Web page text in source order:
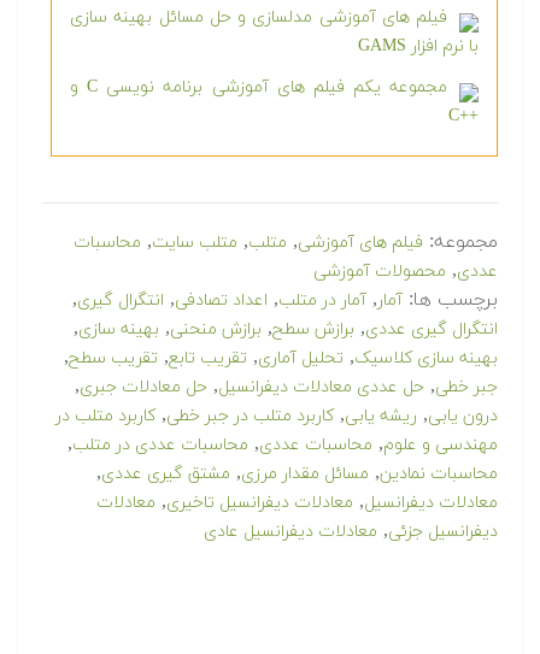
فیلم های آموزشی مدلسازی و حل مسائل بهینه سازی
با نرم افزار GAMS
مجموعه یکم فیلم های آموزشی برنامه نویسی C و
++C
مجموعه: فیلم های آموزشی, متلب, متلب سایت, محاسبات
عددی, محصولات آموزشی
برچسب ها: آمار, آمار در متلب, اعداد تصادفی, انتگرال گیری,
انتگرال گیری عددی, برازش سطح, برازش منحنی, بهینه سازی,
بهینه سازی کلاسیک, تحلیل آماری, تقریب تابع, تقریب سطح,
جبر خطی, حل عددی معادلات دیفرانسیل, حل معادلات جبری,
درون یابی, ریشه یابی,کاربرد متلب در جبر خطی,کاربرد متلب در
مهندسی و علوم, محاسبات عددی, محاسبات عددی در متلب,
محاسبات نمادین, مسائل مقدار مرزی, مشتق گیری عددی,
معادلات دیفرانسیل, معادلات دیفرانسیل تاخیری, معادلات
دیفرانسیل جزئی, معادلات دیفرانسیل عادی